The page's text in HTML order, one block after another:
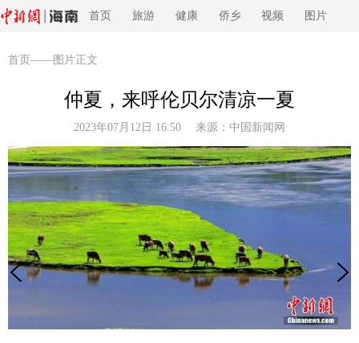
首页 旅游 健康 侨乡 视频 图片
首页 ——图片正文
仲夏，来呼伦贝尔清凉一夏
2023年07月12日 16:50 来源： 中国新闻网